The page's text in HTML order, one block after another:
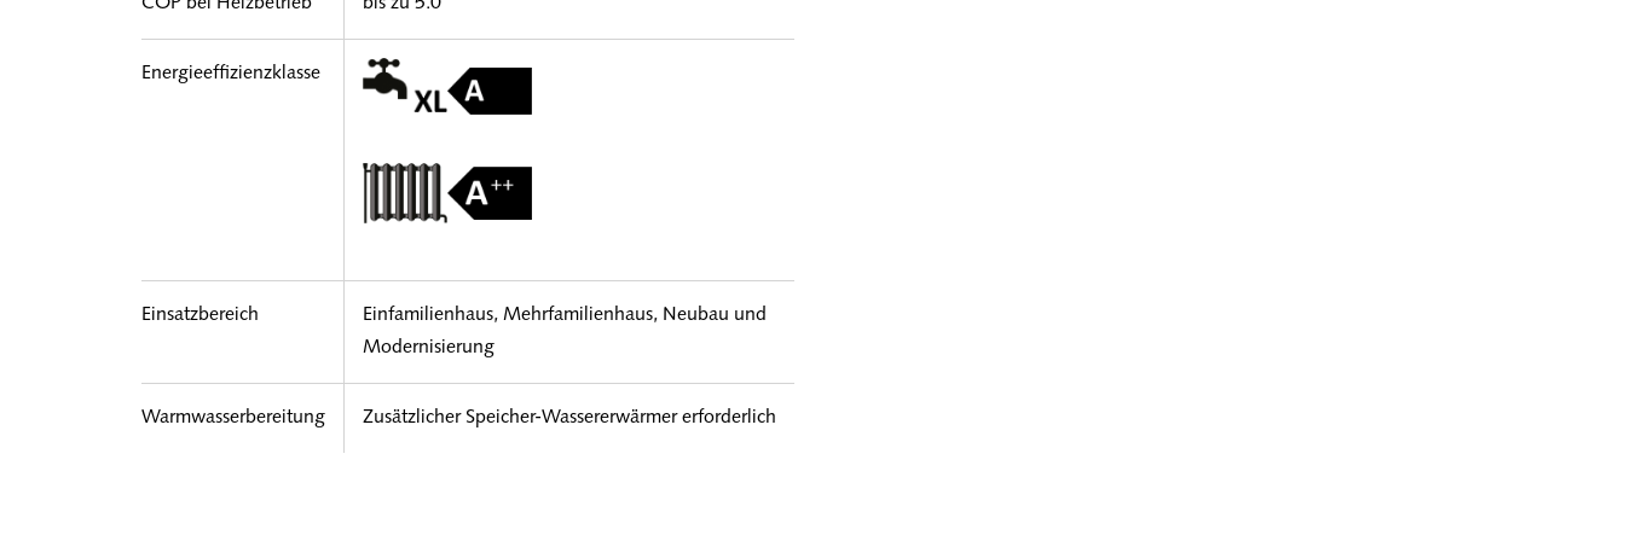
Energieeffizienzklasse
Einsatzbereich
Einfamilienhaus, Mehrfamilienhaus, Neubau und
Modernisierung
Warmwasserbereitung Zusätzlicher Speicher-Wassererwärmer erforderlich